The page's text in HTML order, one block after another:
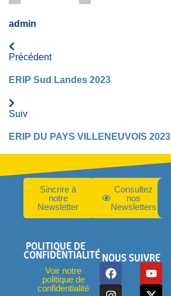
admin
Précédent
ERIP Sud Landes 2023
Suiv
ERIP DU PAYS VILLENEUVOIS 2023
Sincrire à
notre
Newsletter
Consultez
nos
Newsletters
POLITIQUE DE
CONFIDENTIALITÉ
Voir notre
politique de
confidentialité
NOUS SUIVRE